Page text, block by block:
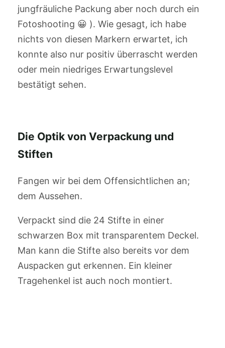
jungfräuliche Packung aber noch durch ein
Fotoshooting 😀 ). Wie gesagt, ich habe
nichts von diesen Markern erwartet, ich
konnte also nur positiv überrascht werden
oder mein niedriges Erwartungslevel
bestätigt sehen.
Die Optik von Verpackung und
Stiften
Fangen wir bei dem Offensichtlichen an;
dem Aussehen.
Verpackt sind die 24 Stifte in einer
schwarzen Box mit transparentem Deckel.
Man kann die Stifte also bereits vor dem
Auspacken gut erkennen. Ein kleiner
Tragehenkel ist auch noch montiert.